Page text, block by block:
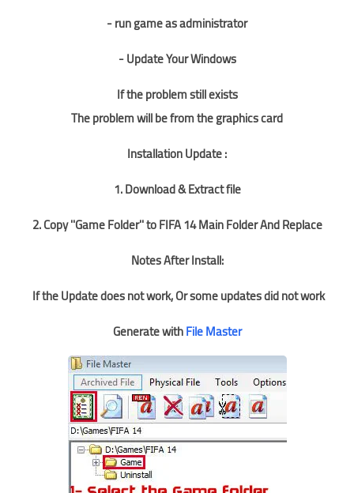
- run game as administrator
- Update Your Windows
If the problem still exists
The problem will be from the graphics card
Installation Update :
1. Download & Extract file
2. Copy ''Game Folder'' to FIFA 14 Main Folder And Replace
Notes After Install:
If the Update does not work, Or some updates did not work
Generate withFile Master